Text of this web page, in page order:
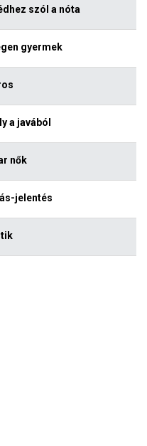
szól a nóta
gyermek
a javából
nők
jelentés